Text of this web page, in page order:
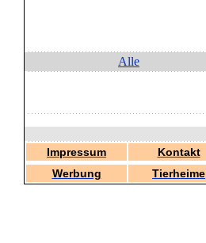
Alle
Impressum Kontakt
Werbung
Tierheime